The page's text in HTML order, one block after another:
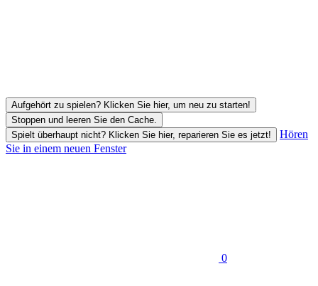
Aufgehört zu spielen? Klicken Sie hier, um neu zu starten!
Stoppen und leeren Sie den Cache.
Spielt überhaupt nicht? Klicken Sie hier, reparieren Sie es jetzt!
Hören
Sie in einem neuen Fenster
0